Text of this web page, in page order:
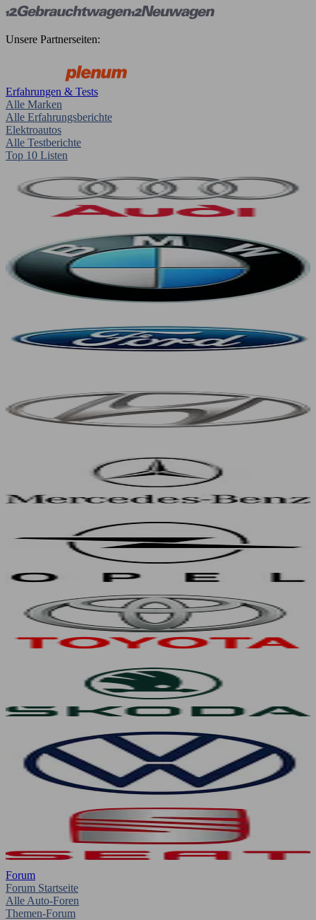
Unsere Partnerseiten:
Erfahrungen & Tests
Alle Marken
Alle Erfahrungsberichte
Elektroautos
Alle Testberichte
Top 10 Listen
Forum
Forum Startseite
Alle Auto-Foren
Themen-Forum